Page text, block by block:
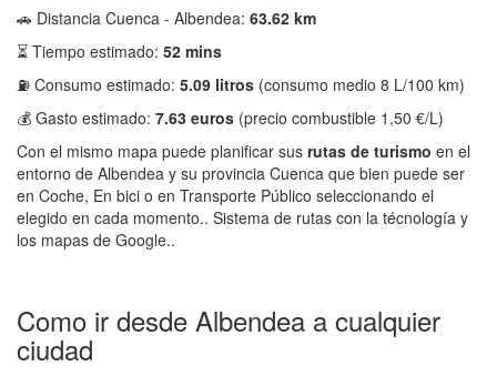
🚗 Distancia Cuenca - Albendea: 63.62 km
⏳ Tiempo estimado: 52 mins
⛽ Consumo estimado: 5.09 litros (consumo medio 8 L/100 km)
💰 Gasto estimado: 7.63 euros (precio combustible 1,50 €/L)
Con el mismo mapa puede planificar sus rutas de turismo en el
entorno de Albendea y su provincia Cuenca que bien puede ser
en Coche, En bici o en Transporte Público seleccionando el
elegido en cada momento.. Sistema de rutas con la técnología y
los mapas de Google..
Como ir desde Albendea a cualquier
ciudad